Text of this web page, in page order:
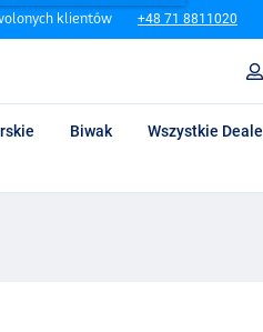
klientów +48 71 8811020
Biwak Wszystkie Deale